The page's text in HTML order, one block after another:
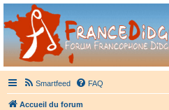
France Didgeridoo
Didgeridoo et Guimbarde sur France Didgeridoo
Smartfeed FAQ
Accueil du forum